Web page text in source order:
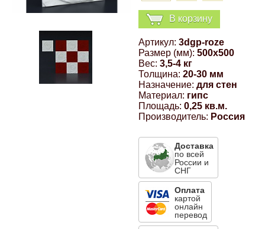
В корзину
Артикул: 3dgp-roze
Размер (мм): 500x500
Вес: 3,5-4 кг
Толщина: 20-30 мм
Назначение: для стен
Материал: гипс
Площадь: 0,25 кв.м.
Производитель: Россия
Доставка
по всей
России и
СНГ
Оплата
картой
онлайн
перевод
Компрессионные фитинги Poliext
Honda
Hyundai
Флуоресцентные краски
Шпатлевки, штукатурки
Эмали универсальные акриловые
Магнитные панели на холодильник